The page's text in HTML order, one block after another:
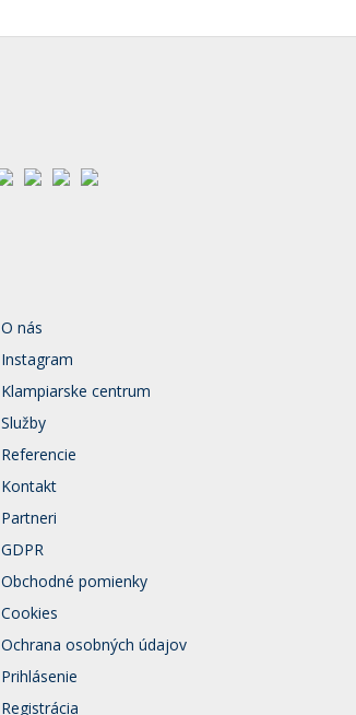
O nás
Instagram
Klampiarske centrum
Služby
Referencie
Kontakt
Partneri
GDPR
Obchodné pomienky
Cookies
Ochrana osobných údajov
Prihlásenie
Registrácia